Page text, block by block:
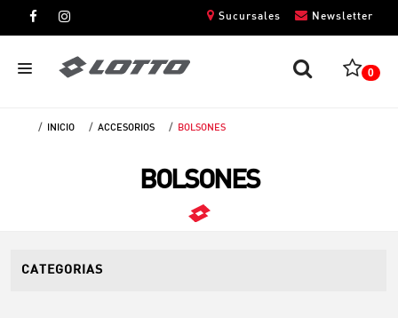
Newsletter
Sucursales
0
INICIO ACCESORIOS BOLSONES
BOLSONES
CATEGORIAS